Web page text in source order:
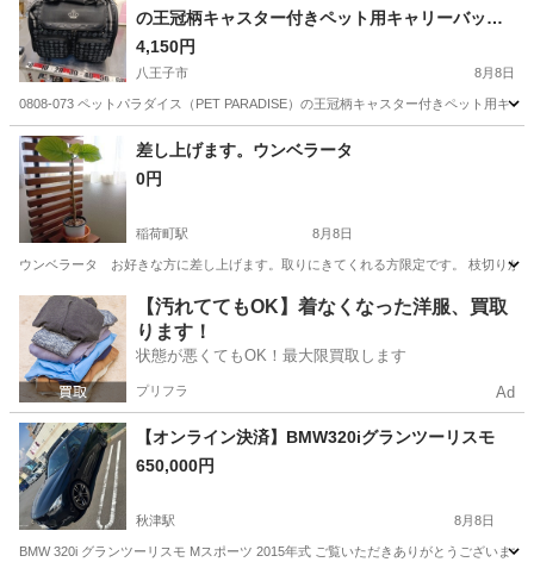
の王冠柄キャスター付きペット用キャリーバッ
グ CV
4,150円
八王子市 8月8日
0808-073 ペットパラダイス（PET PARADISE）の王冠柄キャスター付きペット用キ
東京 八王子市 その他
差し上げます。ウンベラータ
0円
稲荷町駅 8月8日
ウンベラータ お好きな方に差し上げます。取りにきてくれる方限定です。 枝切りか
東京 台東区 稲荷町駅 その他 ウンベラータ
【汚れててもOK】着なくなった洋服、買取
ります！
状態が悪くてもOK！最大限買取します
プリフラ Ad
【オンライン決済】BMW320iグランツーリスモ
650,000円
秋津駅 8月8日
BMW 320i グランツーリスモ Mスポーツ 2015年式 ご覧いただきありがとうございま